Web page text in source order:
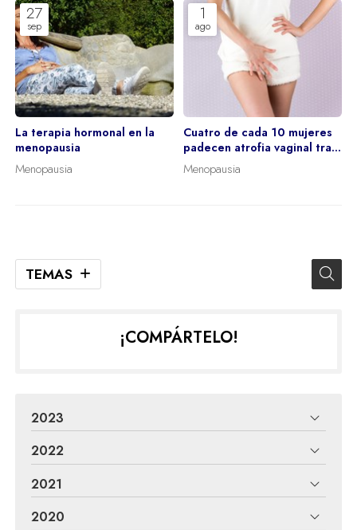
TEMAS
27
sep
La terapia hormonal en la
menopausia
Menopausia
1
ago
Cuatro de cada 10 mujeres
padecen atrofia vaginal tras
la menopausia
Menopausia
¡COMPÁRTELO!
2023
2022
2021
2020